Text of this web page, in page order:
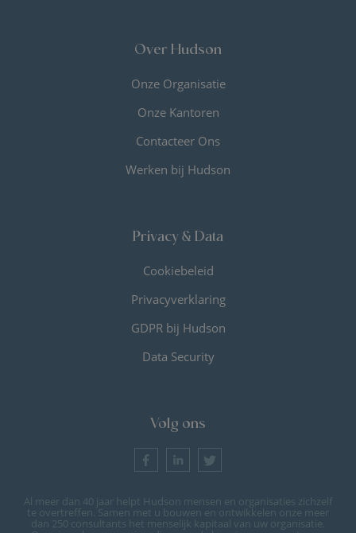
Over Hudson
Onze Organisatie
Onze Kantoren
Contacteer Ons
Werken bij Hudson
Privacy & Data
Cookiebeleid
Privacyverklaring
GDPR bij Hudson
Data Security
Volg ons
Al meer dan 40 jaar helpt Hudson mensen en organisaties zichzelf
te overtreffen. Samen met u bouwen en ontwikkelen onze meer
dan 250 consultants het menselijk kapitaal van uw organisatie.